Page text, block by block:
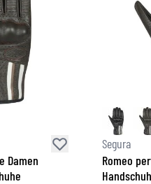
Damen
Segura
Romeo